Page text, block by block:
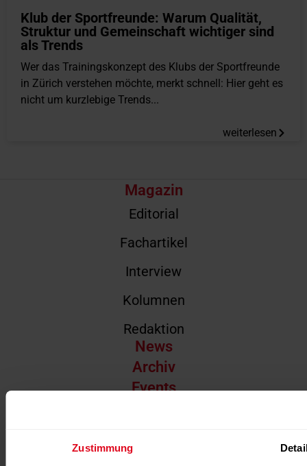
Zustimmung
Klub der Sportfreunde: Warum Qualität,
Struktur und Gemeinschaft wichtiger sind
als Trends
Wer das Trainingskonzept des Klubs der Sportfreunde
in Zürich verstehen möchte, merkt schnell: Hier geht es
nicht um kurzlebige Trends...
weiterlesen
Magazin
Editorial
Fachartikel
Interview
Kolumnen
Redaktion
News
Archiv
Events
Über uns